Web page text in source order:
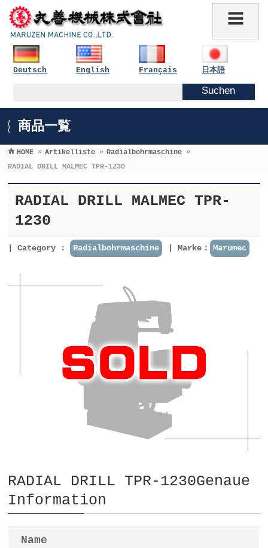
Deutsch English Français 日本語
商品一覧
HOME » Artikelliste » Radialbohrmaschine »
RADIAL DRILL MALMEC TPR-1230
RADIAL DRILL MALMEC TPR-
1230
Category : Radialbohrmaschine Marke： Marumec
RADIAL DRILL TPR-1230Genaue
Information
Name